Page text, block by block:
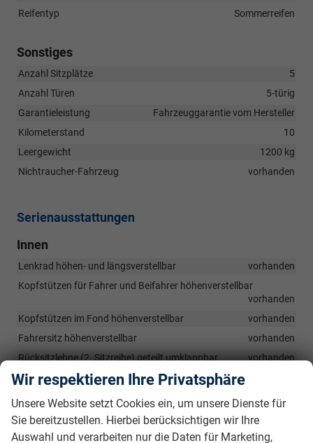
Reifentyp
Sommerreifen
Sonstiges
Anzahl Sitzplätze
5
Anzahl Türen
5-türig
Garantieleistung
Fahrzeuggarantie vom Hersteller
Kilometerstand
10
Leergewicht
1200 kg
Nichtraucher-Fahrzeug
vorhanden
Serienausstattungen
Innen
Lenkrad höhen- und längsverstellbar
vorhanden
Kopfstützen für Fahrer und Beifahrer höhenverstellbar
vorhanden
Kopfstützen im Fond höhenverstellbar
vorhanden
Fahrersitz höhenverstellbar
vorhanden
Rücksitzlehne (2. Sitzreihe) geteilt umklappbar
vorhanden
Türinnengriffe schwarz
Innenraumbeleuchtung vorne
vorhanden
Innenraumbeleuchtung hinten
vorhanden
Gepäckraumbeleuchtung
vorhanden
Wir respektieren Ihre Privatsphäre
Unsere Website setzt Cookies ein, um unsere Dienste für
Sie bereitzustellen. Hierbei berücksichtigen wir Ihre
Auswahl und verarbeiten nur die Daten für Marketing,